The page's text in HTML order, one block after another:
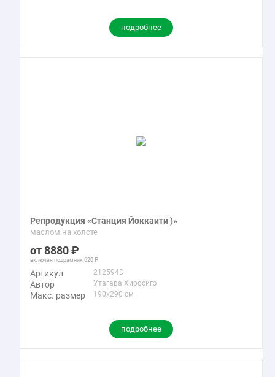
подробнее
Репродукция «Станция Йоккаити )»
маслом на холсте
8880
включая подрамник 620
Артикул 212594D
Автор Утагава Хиросигэ
Макс. размер 190x290 см
подробнее